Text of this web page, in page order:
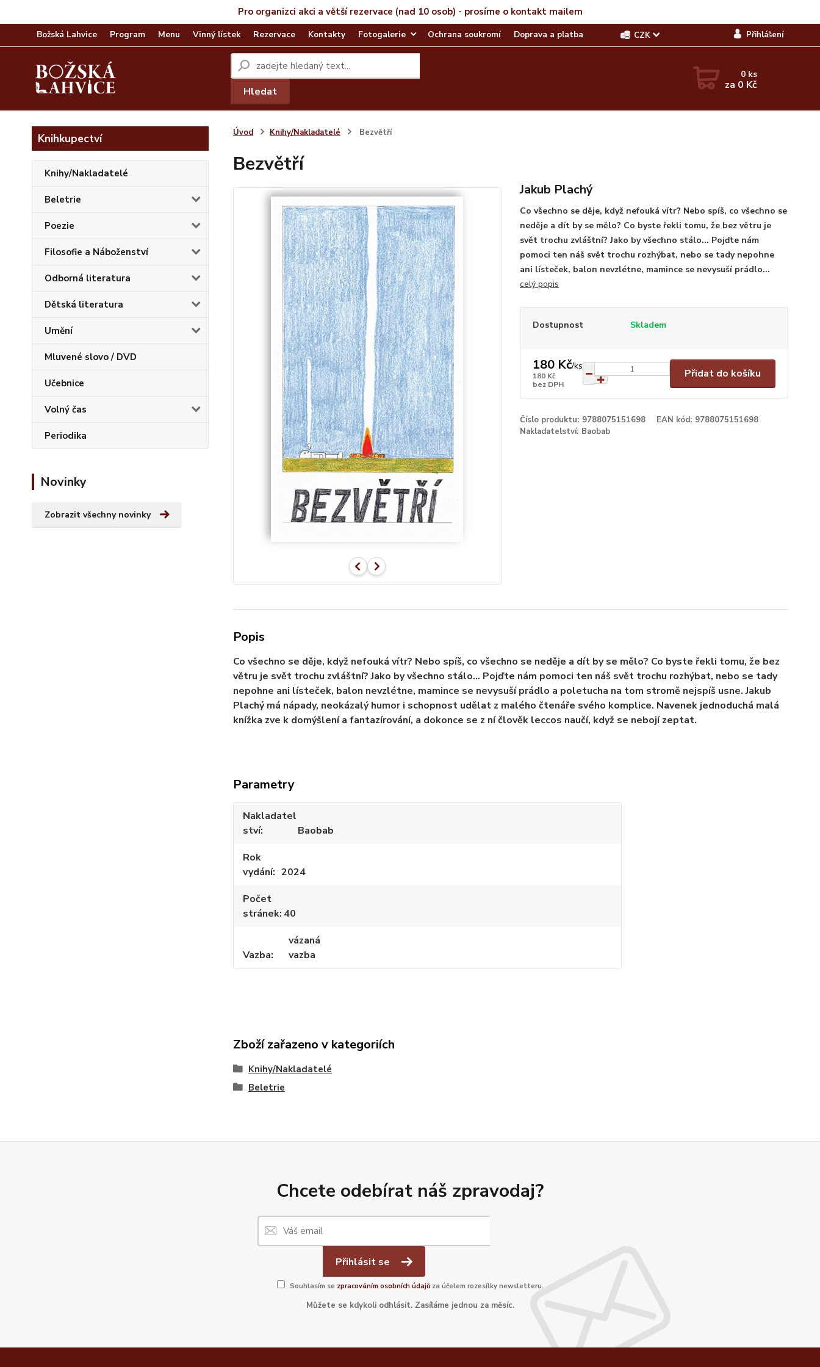
Pro organizci akci a větší rezervace (nad 10 osob) - prosíme o kontakt mailem
Božská Lahvice Program Menu Vinný lístek Rezervace Kontakty Fotogalerie Ochrana soukromí Doprava a platba CZK Přihlášení
Hledat
0 ks
za 0 Kč
Knihkupectví
Knihy/Nakladatelé
Beletrie
Poezie
Filosofie a Náboženství
Odborná literatura
Dětská literatura
Umění
Mluvené slovo / DVD
Učebnice
Volný čas
Periodika
Novinky
Zobrazit všechny novinky
Úvod Knihy/Nakladatelé Bezvětří
Bezvětří
Jakub Plachý
Co všechno se děje, když nefouká vítr? Nebo spíš, co všechno se
neděje a dít by se mělo? Co byste řekli tomu, že bez větru je
svět trochu zvláštní? Jako by všechno stálo... Pojďte nám
pomoci ten náš svět trochu rozhýbat, nebo se tady nepohne
ani lísteček, balon nevzlétne, mamince se nevysuší prádlo...
celý popis
Dostupnost Skladem
180 Kč/ks
180 Kč
bez DPH
Přidat do košíku
Číslo produktu: 9788075151698 EAN kód: 9788075151698
Nakladatelství: Baobab
Popis
Co všechno se děje, když nefouká vítr? Nebo spíš, co všechno se neděje a dít by se mělo? Co byste řekli tomu, že bez
větru je svět trochu zvláštní? Jako by všechno stálo... Pojďte nám pomoci ten náš svět trochu rozhýbat, nebo se tady
nepohne ani lísteček, balon nevzlétne, mamince se nevysuší prádlo a poletucha na tom stromě nejspíš usne. Jakub
Plachý má nápady, neokázalý humor i schopnost udělat z malého čtenáře svého komplice. Navenek jednoduchá malá
knížka zve k domýšlení a fantazírování, a dokonce se z ní člověk leccos naučí, když se nebojí zeptat.
Parametry
Nakladatel
ství
Baobab
Rok
vydání
2024
Počet
stránek 40
Vazba
vázaná
vazba
Zboží zařazeno v kategoriích
Knihy/Nakladatelé
Beletrie
Chcete odebírat náš zpravodaj?
Přihlásit se
Souhlasím se zpracováním osobních údajůza účelem rozesílky newsletteru.
Můžete se kdykoli odhlásit. Zasíláme jednou za měsíc.